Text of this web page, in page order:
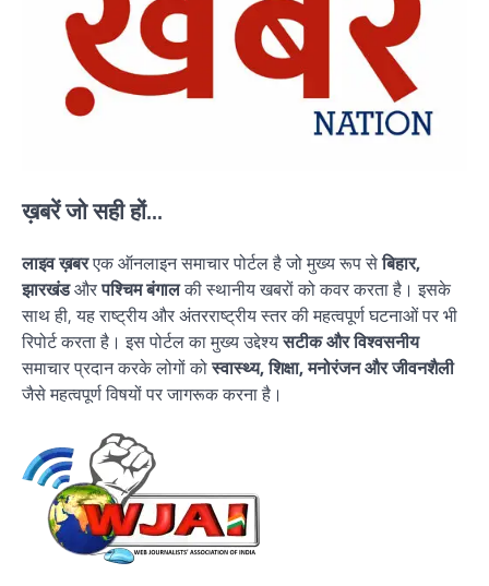
ख़बरें जो सही हों...
लाइव ख़बरएक ऑनलाइन समाचार पोर्टल है जो मुख्य रूप सेबिहार,
झारखंडऔरपश्चिम बंगालकी स्थानीय खबरों को कवर करता है। इसके
साथ ही, यह राष्ट्रीय और अंतरराष्ट्रीय स्तर की महत्वपूर्ण घटनाओं पर भी
रिपोर्ट करता है। इस पोर्टल का मुख्य उद्देश्यसटीक और विश्वसनीय
समाचार प्रदान करके लोगों कोस्वास्थ्य, शिक्षा, मनोरंजन और जीवनशैली
जैसे महत्वपूर्ण विषयों पर जागरूक करना है।